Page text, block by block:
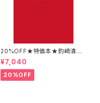
20%OFF★特価本★釣崎清隆
写真集『THE LIVING』
¥7,040
20%OFF